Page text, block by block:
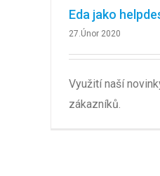
Eda jako
27.Únor 2020
Využití naší
zákazníků.